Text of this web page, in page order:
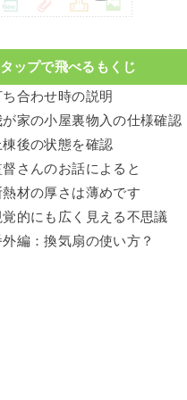
タップで飛べるもくじ
ち合わせ時の説明
が家の小屋裏物入の仕様確認
棟後の状態を確認
督さんのお話によると
熱材の厚さは薄めです
覚的にも広く見える不思議
外編：換気扇の使い方？